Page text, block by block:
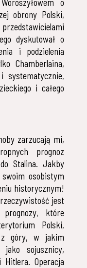
o
obrony Polski,
dyskutował o
i podzielenia
Chamberlaina,
systematycznie,
i całego
zarzucają mi,
prognoz
Stalina. Jakby
osobistym
historycznym!
jest
które
Polski,
z góry, w jakim
sojusznicy,
Operacja